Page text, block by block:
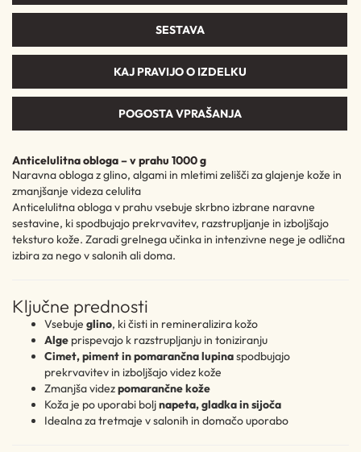
SESTAVA
KAJ PRAVIJO O IZDELKU
POGOSTA VPRAŠANJA
Anticelulitna obloga – v prahu 1000 g
Naravna obloga z glino, algami in mletimi zelišči za glajenje kože in
zmanjšanje videza celulita
Anticelulitna obloga v prahu vsebuje skrbno izbrane naravne
sestavine, ki spodbujajo prekrvavitev, razstrupljanje in izboljšajo
teksturo kože. Zaradi grelnega učinka in intenzivne nege je odlična
izbira za nego v salonih ali doma.
Ključne prednosti
Vsebuje glino, ki čisti in remineralizira kožo
Alge prispevajo k razstrupljanju in toniziranju
Cimet, piment in pomarančna lupinaspodbujajo
prekrvavitev in izboljšajo videz kože
Zmanjša videzpomarančne kože
Koža je po uporabi boljnapeta, gladka in sijoča
Idealna za tretmaje v salonih in domačo uporabo